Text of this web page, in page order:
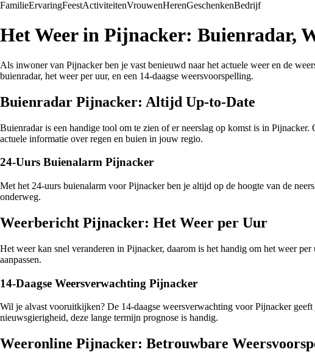
FamilieErvaringFeestActiviteitenVrouwenHerenGeschenkenBedrijf
Het Weer in Pijnacker: Buienradar,
Als inwoner van Pijnacker ben je vast benieuwd naar het actuele weer en de
buienradar, het weer per uur, en een 14-daagse weersvoorspelling.
Buienradar Pijnacker: Altijd Up-to-Date
Buienradar is een handige tool om te zien of er neerslag op komst is in
actuele informatie over regen en buien in jouw regio.
24-Uurs Buienalarm Pijnacker
Met het 24-uurs buienalarm voor Pijnacker ben je altijd op de hoogte van de
onderweg.
Weerbericht Pijnacker: Het Weer per Uur
Het weer kan snel veranderen in Pijnacker, daarom is het handig om het weer
aanpassen.
14-Daagse Weersverwachting Pijnacker
Wil je alvast vooruitkijken? De 14-daagse weersverwachting voor Pijnacker
nieuwsgierigheid, deze lange termijn prognose is handig.
Weeronline Pijnacker: Betrouwbare